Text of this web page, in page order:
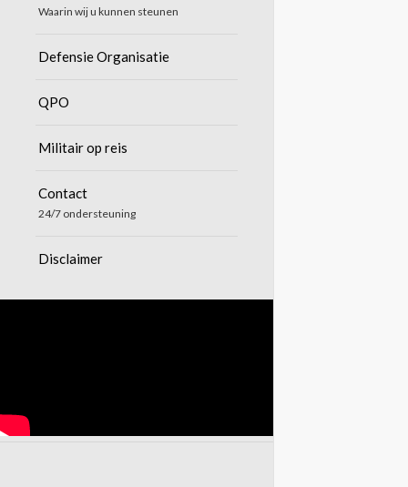
Waarin wij u kunnen steunen
Defensie Organisatie
QPO
Militair op reis
Contact
24/7 ondersteuning
Disclaimer